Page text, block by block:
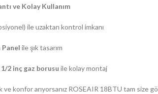
ve Kolay Kullanım
ile uzaktan kontrol imkanı
Panel ile şık tasarım
1/2 inç gaz borusu ile kolay montaj
konfor arıyorsanız ROSEAIR 18BTU tam size